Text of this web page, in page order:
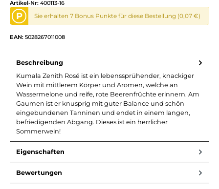
Artikel-Nr: 400113-16
P Sie erhalten 7 Bonus Punkte für diese Bestellung (0,07 €)
EAN: 5028267011008
Beschreibung
Kumala Zenith Rosé ist ein lebenssprühender, knackiger
Wein mit mittlerem Körper und Aromen, welche an
Wassermelone und reife, rote Beerenfrüchte erinnern. Am
Gaumen ist er knusprig mit guter Balance und schön
eingebundenen Tanninen und endet in einem langen,
befriedigenden Abgang. Dieses ist ein herrlicher
Sommerwein!
Eigenschaften
Bewertungen